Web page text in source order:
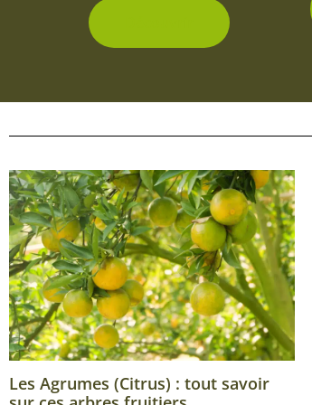
Les Agrumes (Citrus) : tout savoir